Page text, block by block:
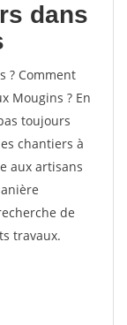
dans
? Comment
Mougins ? En
toujours
chantiers à
aux artisans
de
travaux.